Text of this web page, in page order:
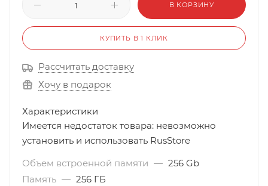
В КОРЗИНУ
КУПИТЬ В 1 КЛИК
Рассчитать доставку
Хочу в подарок
Характеристики
Имеется недостаток товара: невозможно
установить и использовать RusStore
Объем встроенной памяти — 256 Gb
Память — 256 ГБ